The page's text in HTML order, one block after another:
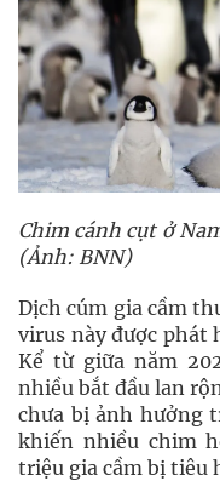
Chim cánh cụt ở
(Ảnh: BNN)
Dịch cúm gia cầm
virus này được phát
Kể từ giữa năm
nhiều bắt đầu lan
chưa bị ảnh hưởng
khiến nhiều chim
triệu gia cầm bị tiêu